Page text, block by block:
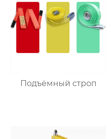
Подъёмный строп